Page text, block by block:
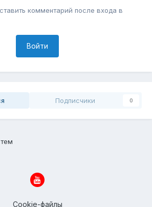
комментарий после входа в
Войти
Подписчики 0
Cookie-файлы